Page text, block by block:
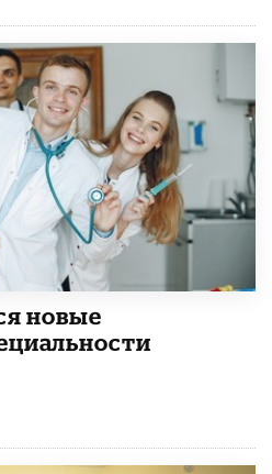
новые